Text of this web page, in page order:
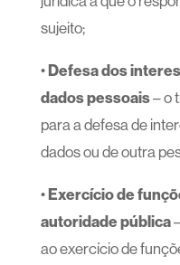
sujeito;
•Defesa dos
dados pessoais– o
para a defesa de
dados ou de outra
•Exercício de
autoridade pública
ao exercício de